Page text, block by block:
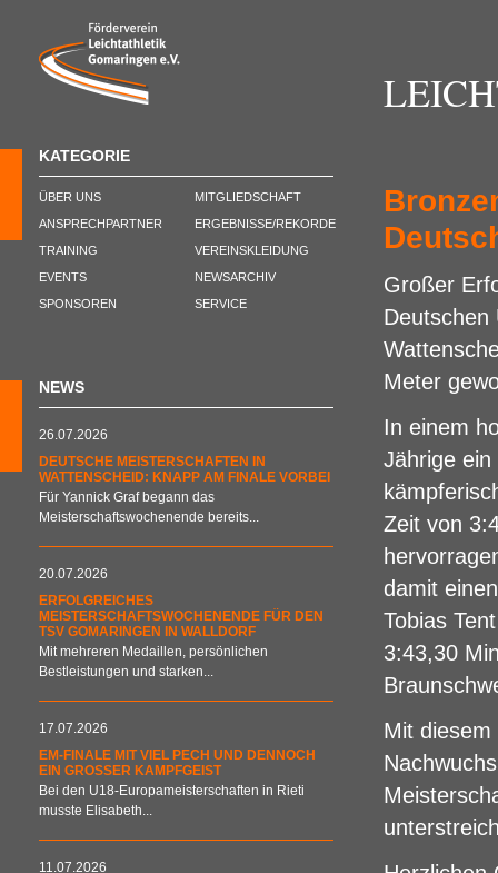
KATEGORIE
ÜBER UNS
ANSPRECHPARTNER
TRAINING
EVENTS
SPONSOREN
MITGLIEDSCHAFT
ERGEBNISSE/REKORDE
VEREINSKLEIDUNG
NEWSARCHIV
SERVICE
NEWS
26.07.2026
DEUTSCHE MEISTERSCHAFTEN IN
WATTENSCHEID: KNAPP AM FINALE VORBEI
Für Yannick Graf begann das
Meisterschaftswochenende bereits...
20.07.2026
ERFOLGREICHES
MEISTERSCHAFTSWOCHENENDE FÜR DEN
TSV GOMARINGEN IN WALLDORF
Mit mehreren Medaillen, persönlichen
Bestleistungen und starken...
17.07.2026
EM-FINALE MIT VIEL PECH UND DENNOCH
EIN GROSSER KAMPFGEIST
Bei den U18-Europameisterschaften in Rieti
musste Elisabeth...
11.07.2026
Großer
Deutschen
Meter
In einem
Jährige
Zeit von
damit
Tobias
3:43,30
Mit